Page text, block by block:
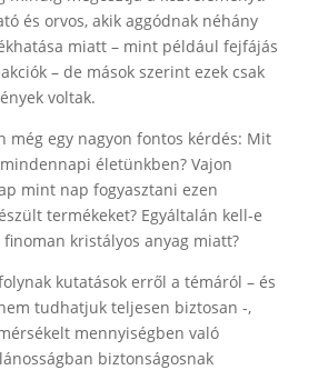
és orvos, akik aggódnak néhány
miatt – mint például fejfájás
– de mások szerint ezek csak
voltak.
még egy nagyon fontos kérdés: Mit
életünkben? Vajon
mint nap fogyasztani ezen
termékeket? Egyáltalán kell-e
kristályos anyag miatt?
kutatások erről a témáról – és
tudhatjuk teljesen biztosan -,
mennyiségben való
biztonságosnak